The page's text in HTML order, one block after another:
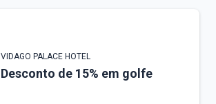
VIDAGO PALACE HOTEL
Desconto de 15% em golfe